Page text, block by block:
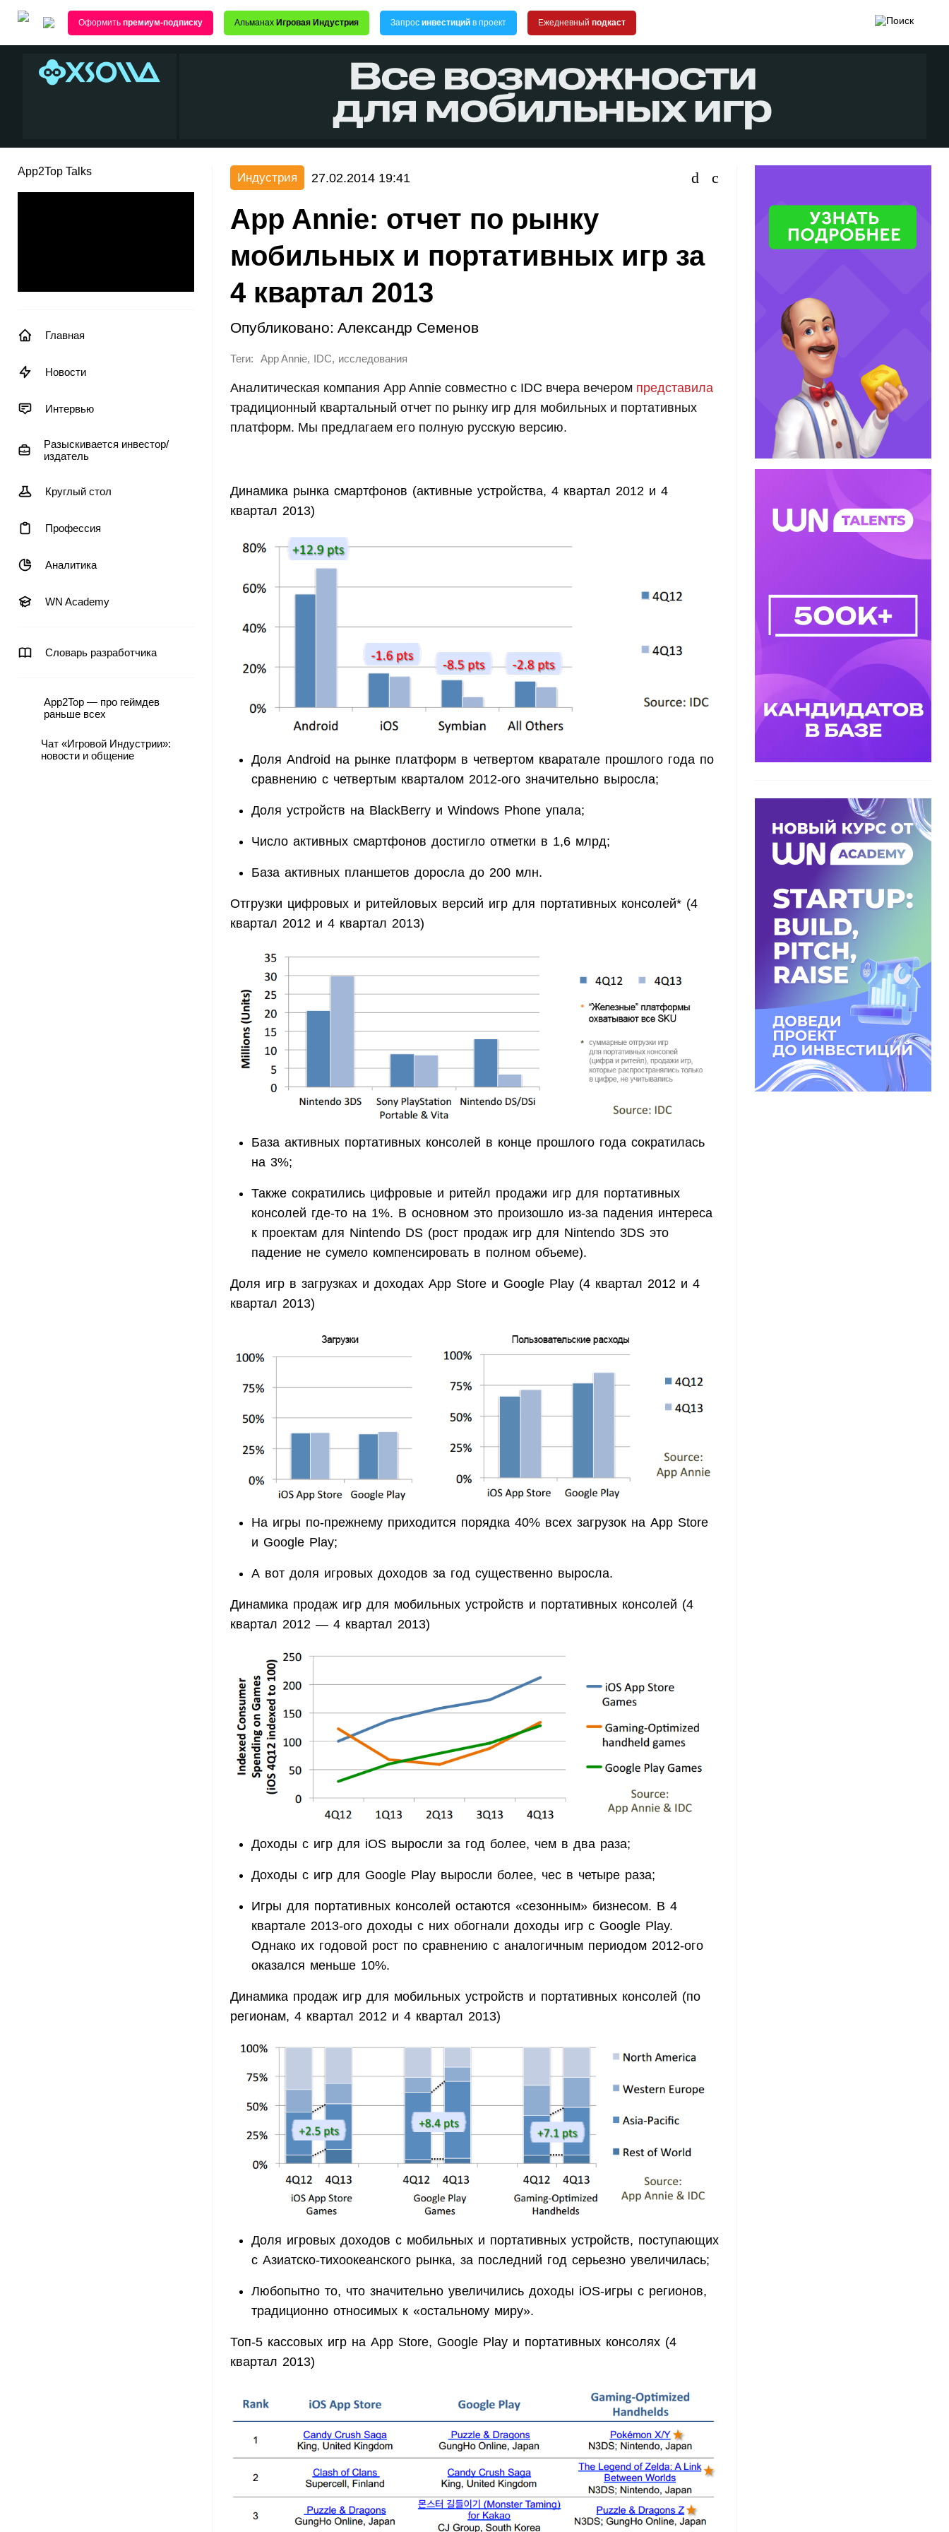
Оформить премиум-подписку Альманах Игровая Индустрия Запрос инвестиций в проект Ежедневный подкаст
App2Top Talks
Главная
Новости
Интервью
Разыскивается инвестор/
издатель
Круглый стол
Профессия
Аналитика
WN Academy
Словарь разработчика
App2Top — про геймдев
раньше всех
Чат «Игровой Индустрии»:
новости и общение
Индустрия 27.02.2014 19:41
App Annie: отчет по рынку
мобильных и портативных игр за
4 квартал 2013
Опубликовано: Александр Семенов
Теги: App Annie, IDC, исследования
Аналитическая компания App Annie совместно с IDC вчера вечером представила
традиционный квартальный отчет по рынку игр для мобильных и портативных
платформ. Мы предлагаем его полную русскую версию.
Динамика рынка смартфонов (активные устройства, 4 квартал 2012 и 4
квартал 2013)
Доля Android на рынке платформ в четвертом кваратале прошлого года по
сравнению с четвертым кварталом 2012-ого значительно выросла;
Доля устройств на BlackBerry и Windows Phone упала;
Число активных смартфонов достигло отметки в 1,6 млрд;
База активных планшетов доросла до 200 млн.
Отгрузки цифровых и ритейловых версий игр для портативных консолей* (4
квартал 2012 и 4 квартал 2013)
База активных портативных консолей в конце прошлого года сократилась
на 3%;
Также сократились цифровые и ритейл продажи игр для портативных
консолей где-то на 1%. В основном это произошло из-за падения интереса
к проектам для Nintendo DS (рост продаж игр для Nintendo 3DS это
падение не сумело компенсировать в полном объеме).
Доля игр в загрузках и доходах App Store и Google Play (4 квартал 2012 и 4
квартал 2013)
На игры по-прежнему приходится порядка 40% всех загрузок на App Store
и Google Play;
А вот доля игровых доходов за год существенно выросла.
Динамика продаж игр для мобильных устройств и портативных консолей (4
квартал 2012 — 4 квартал 2013)
Доходы с игр для iOS выросли за год более, чем в два раза;
Доходы с игр для Google Play выросли более, чес в четыре раза;
Игры для портативных консолей остаются «сезонным» бизнесом. В 4
квартале 2013-ого доходы с них обогнали доходы игр с Google Play.
Однако их годовой рост по сравнению с аналогичным периодом 2012-ого
оказался меньше 10%.
Динамика продаж игр для мобильных устройств и портативных консолей (по
регионам, 4 квартал 2012 и 4 квартал 2013)
Доля игровых доходов с мобильных и портативных устройств, поступающих
с Азиатско-тихоокеанского рынка, за последний год серьезно увеличилась;
Любопытно то, что значительно увеличились доходы iOS-игры с регионов,
традиционно относимых к «остальному миру».
Топ-5 кассовых игр на App Store, Google Play и портативных консолях (4
квартал 2013)